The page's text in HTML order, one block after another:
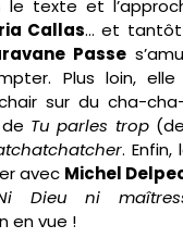
le texte et
Callas… et tantôt
Passe
Plus loin,
sur du cha-
Tu parles trop(de
. Enfin,
avec Michel
Dieu ni
en vue !